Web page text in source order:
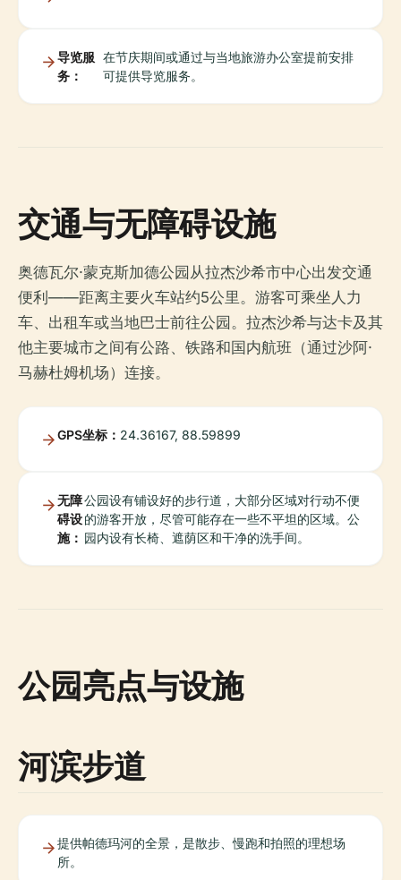
导览服
务：
在节庆期间或通过与当地旅游办公室提前安排
可提供导览服务。
交通与无障碍设施
奥德瓦尔·蒙克斯加德公园从拉杰沙希市中心出发交通
便利——距离主要火车站约5公里。游客可乘坐人力
车、出租车或当地巴士前往公园。拉杰沙希与达卡及其
他主要城市之间有公路、铁路和国内航班（通过沙阿·
马赫杜姆机场）连接。
GPS坐标： 24.36167, 88.59899
无障
碍设
施：
公园设有铺设好的步行道，大部分区域对行动不便
的游客开放，尽管可能存在一些不平坦的区域。公
园内设有长椅、遮荫区和干净的洗手间。
公园亮点与设施
河滨步道
提供帕德玛河的全景，是散步、慢跑和拍照的理想场
所。